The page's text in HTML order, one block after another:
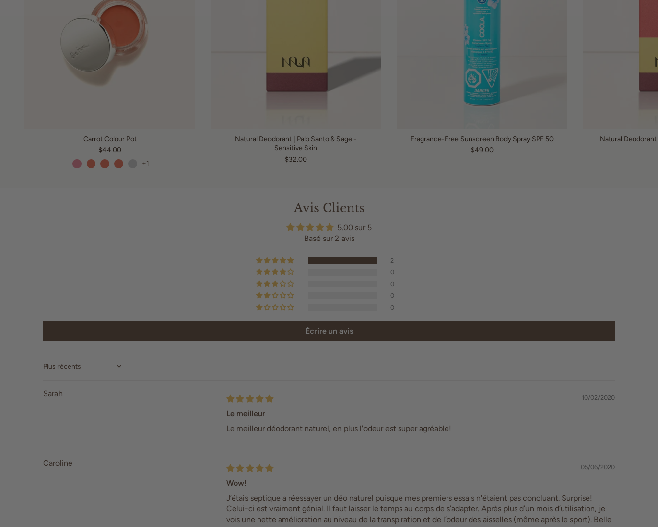
Carrot Colour Pot
$44.00
+1
Natural Deodorant | Palo Santo & Sage -
Sensitive Skin
$32.00
Fragrance-Free Sunscreen Body Spray SPF 50
$49.00
Natural
Avis Clients
5.00 sur 5
Basé sur 2 avis
2
0
0
0
0
Écrire un avis
Sort by
Sarah 10/02/2020
Le meilleur
Le meilleur déodorant naturel, en plus l'odeur est super agréable!
Caroline 05/06/2020
Wow!
J’étais septique a réessayer un déo naturel puisque mes premiers essais n'étaient pas concluant. Surprise!
Celui-ci est vraiment génial. Il faut laisser le temps au corps de s’adapter. Après plus d’un mois d’utilisation, je
vois une nette amélioration au niveau de la transpiration et de l’odeur des aisselles (même après le sport). Belle